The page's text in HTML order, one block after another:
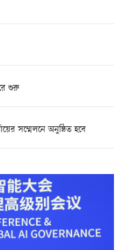
শুরু
সম্মেলনে অনুষ্ঠিত হবে